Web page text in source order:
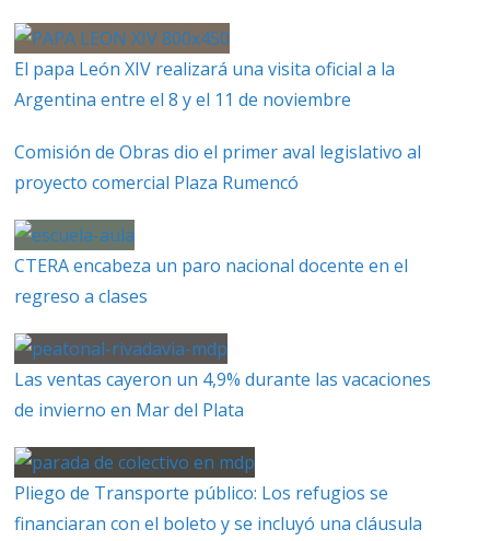
El papa León XIV realizará una visita oficial a la
Argentina entre el 8 y el 11 de noviembre
Comisión de Obras dio el primer aval legislativo al
proyecto comercial Plaza Rumencó
CTERA encabeza un paro nacional docente en el
regreso a clases
Las ventas cayeron un 4,9% durante las vacaciones
de invierno en Mar del Plata
Pliego de Transporte público: Los refugios se
financiaran con el boleto y se incluyó una cláusula